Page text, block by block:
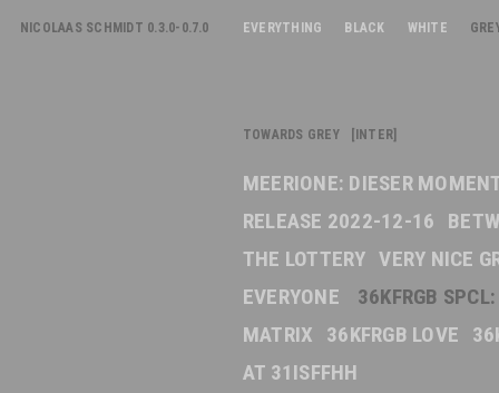
NICOLAAS SCHMIDT 0.3.0-0.7.0 EVERYTHING BLACK WHITE
TOWARDS GREY [INTER]
MEERIONE: DIESER
RELEASE 2022-12-16
THE LOTTERY VERY NICE
EVERYONE
36KFRGB
MATRIX
36KFRGB LOVE
AT 31ISFFHH